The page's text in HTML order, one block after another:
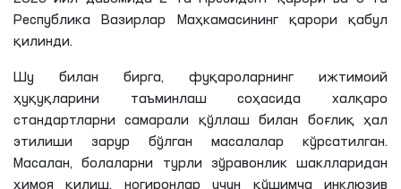
Республика Вазирлар Маҳкамасининг қарори қабул
қилинди.
Шу билан бирга, фуқароларнинг ижтимоий
ҳуқуқларини таъминлаш соҳасида халқаро
стандартларни самарали қўллаш билан боғлиқ ҳал
этилиши зарур бўлган масалалар кўрсатилган.
Масалан, болаларни турли зўравонлик шаклларидан
ҳимоя қилиш, ногиронлар учун қўшимча инклюзив